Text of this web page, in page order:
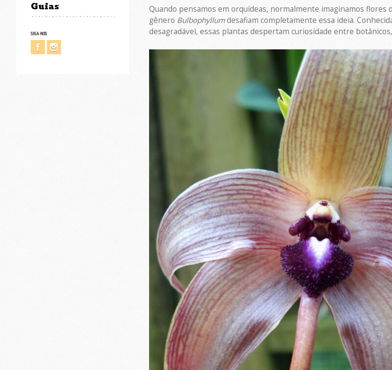
Guias
SIGA-NOS
Quando pensamos em orquídeas, normalmente imaginamos flores
gênero Bulbophyllumdesafiam completamente essa ideia.
desagradável, essas plantas despertam curiosidade entre